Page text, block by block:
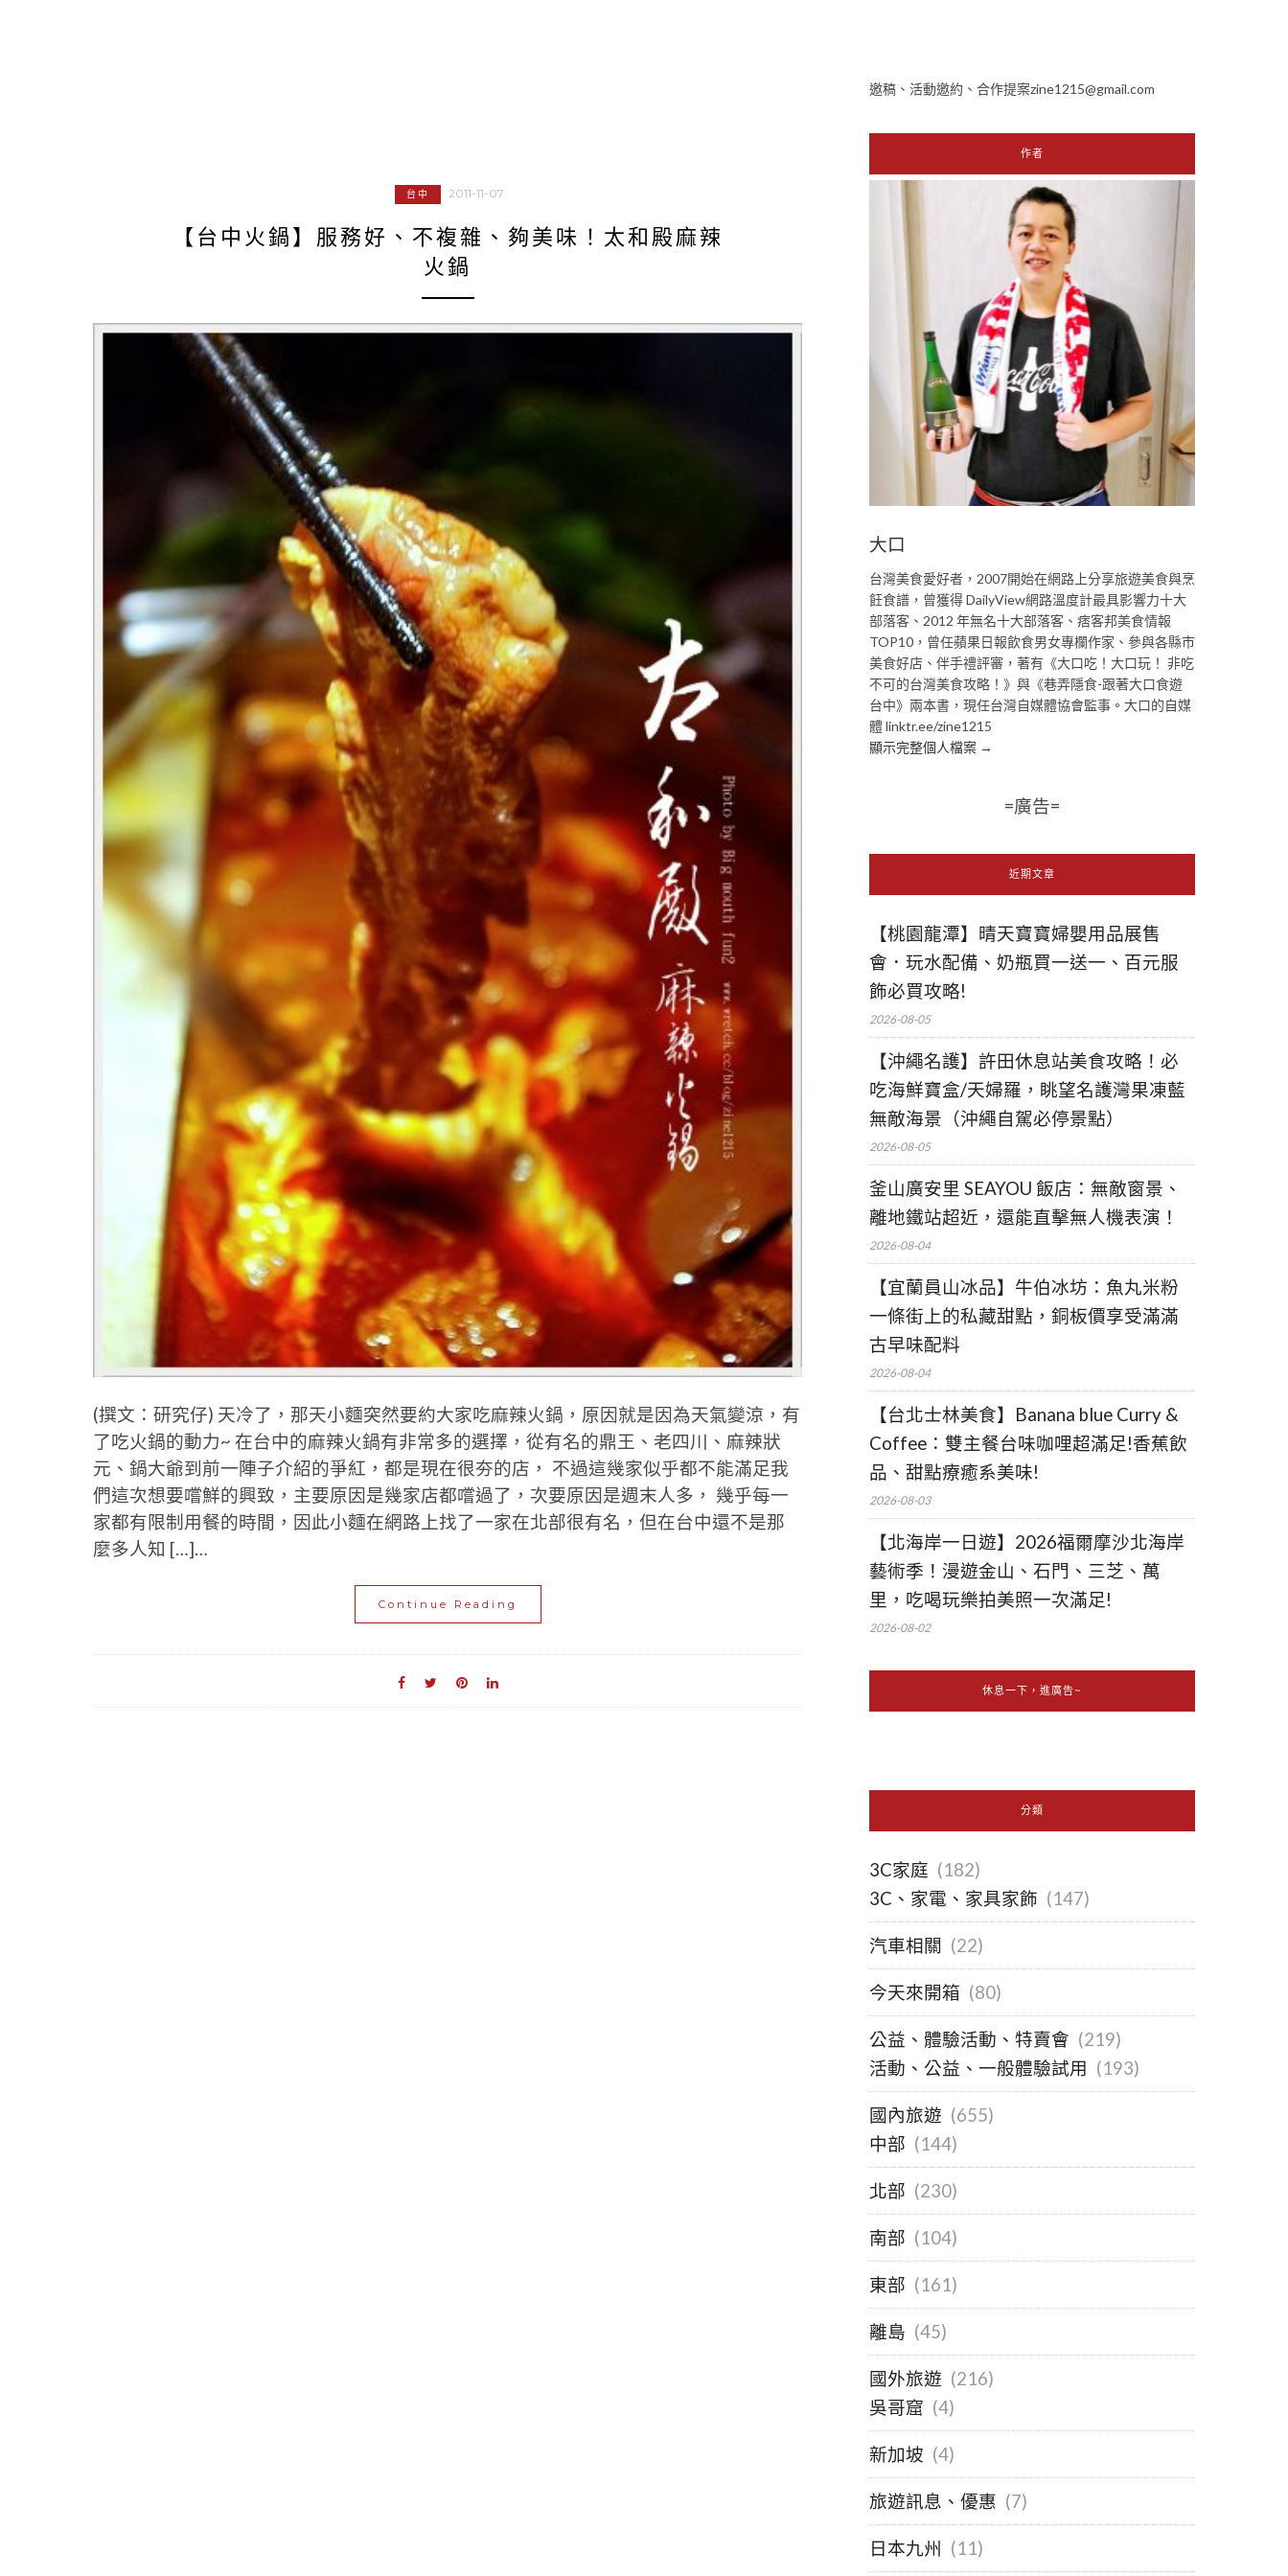
台中 2011-11-07
【台中火鍋】服務好、不複雜、夠美味！太和殿麻辣
火鍋
(撰文：研究仔) 天冷了，那天小麵突然要約大家吃麻辣火鍋，原因就是因為天氣變涼，有
了吃火鍋的動力~ 在台中的麻辣火鍋有非常多的選擇，從有名的鼎王、老四川、麻辣狀
元、鍋大爺到前一陣子介紹的爭紅，都是現在很夯的店， 不過這幾家似乎都不能滿足我
們這次想要嚐鮮的興致，主要原因是幾家店都嚐過了，次要原因是週末人多， 幾乎每一
家都有限制用餐的時間，因此小麵在網路上找了一家在北部很有名，但在台中還不是那
麼多人知 […]…
Continue Reading
邀稿、活動邀約、合作提案zine1215@gmail.com
作者
大口
台灣美食愛好者，2007開始在網路上分享旅遊美食與烹
飪食譜，曾獲得 DailyView網路溫度計最具影響力十大
部落客、2012 年無名十大部落客、痞客邦美食情報
TOP10，曾任蘋果日報飲食男女專欄作家、參與各縣市
美食好店、伴手禮評審，著有《大口吃！大口玩！ 非吃
不可的台灣美食攻略！》與《巷弄隱食-跟著大口食遊
台中》兩本書，現任台灣自媒體協會監事。大口的自媒
體 linktr.ee/zine1215
顯示完整個人檔案 →
=廣告=
近期文章
【桃園龍潭】晴天寶寶婦嬰用品展售
會．玩水配備、奶瓶買一送一、百元服
飾必買攻略!
2026-08-05
【沖繩名護】許田休息站美食攻略！必
吃海鮮寶盒/天婦羅，眺望名護灣果凍藍
無敵海景（沖繩自駕必停景點）
2026-08-05
釜山廣安里 SEAYOU 飯店：無敵窗景、
離地鐵站超近，還能直擊無人機表演！
2026-08-04
【宜蘭員山冰品】牛伯冰坊：魚丸米粉
一條街上的私藏甜點，銅板價享受滿滿
古早味配料
2026-08-04
【台北士林美食】Banana blue Curry &
Coffee：雙主餐台味咖哩超滿足!香蕉飲
品、甜點療癒系美味!
2026-08-03
【北海岸一日遊】2026福爾摩沙北海岸
藝術季！漫遊金山、石門、三芝、萬
里，吃喝玩樂拍美照一次滿足!
2026-08-02
休息一下，進廣告~
分類
3C家庭 (182)
3C、家電、家具家飾 (147)
汽車相關 (22)
今天來開箱 (80)
公益、體驗活動、特賣會 (219)
活動、公益、一般體驗試用 (193)
國內旅遊 (655)
中部 (144)
北部 (230)
南部 (104)
東部 (161)
離島 (45)
國外旅遊 (216)
吳哥窟 (4)
新加坡 (4)
旅遊訊息、優惠 (7)
日本九州 (11)